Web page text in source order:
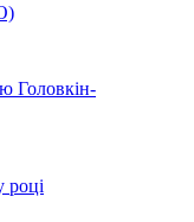
Головкін-
році